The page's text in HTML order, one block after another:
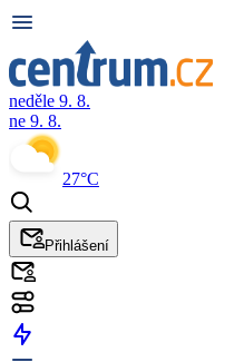
neděle 9. 8.
ne 9. 8.
27°C
Přihlášení